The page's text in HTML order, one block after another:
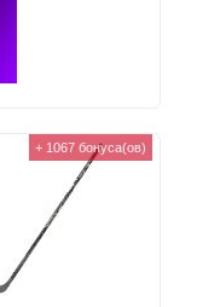
+ 1067 бонуса(ов)